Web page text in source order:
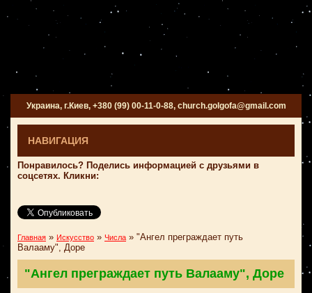
Украина, г.Киев, +380 (99) 00-11-0-88, church.golgofa@gmail.com
НАВИГАЦИЯ
Понравилось? Поделись информацией с друзьями в
соцсетях. Кликни:
Главная » Искусство » Числа » "Ангел преграждает путь
Валааму", Доре
"Ангел преграждает путь Валааму", Доре